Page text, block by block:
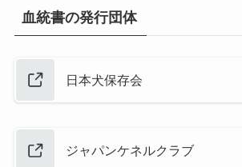
血統書の発行団体
日本犬保存会
ジャパンケネルクラブ